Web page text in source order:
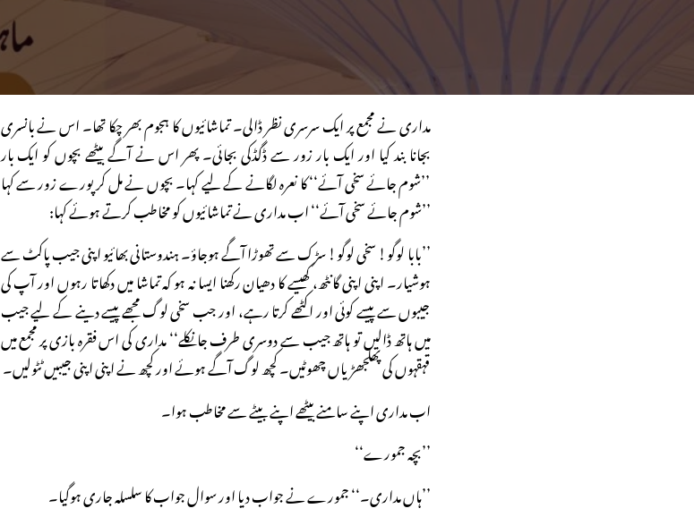
مداری نے مجمع پر ایک سرسری نظر ڈالی۔ تماشائیوں کا ہجوم بھر چکا تھا۔ اس نے بانسری
بجانا بند کیا اور ایک بار زور سے ڈگڈکی بجائی۔ پھر اس نے آگے بیٹھے بچوں کو ایک بار
’’شوم جائے سخی آئے‘‘ کا نعرہ لگانے کے لیے کہا۔ بچوں نے مل کر پورے زور سے کہا
’’شوم جائے سخی آئے‘‘ اب مداری نے تماشائیوں کو مخاطب کرتے ہوئے کہا:
’’بابا لوگو! سخی لوگو! سڑک سے تھوڑا آگے ہوجاؤ۔ ہندوستانی بھائیو اپنی جیب پاکٹ سے
ہوشیار۔ اپنی اپنی گانٹھ، کھیسے کا دھیان رکھنا ایسا نہ ہو کہ تماشا میں دکھاتا رہوں اور آپ کی
جیبوں سے پیسے کوئی اور اکٹھے کرتا رہے، اور جب سخی لوگ مجھے پیسے دینے کے لیے جیب
میں ہاتھ ڈالیں تو ہاتھ جیب سے دوسری طرف جانکلے‘‘ مداری کی اس فقرہ بازی پر مجمع میں
قہقہوں کی پھلجھڑیاں چھوٹیں۔ کچھ لوگ آگے ہوئے اور کچھ نے اپنی اپنی جیبیں ٹٹولیں۔
اب مداری اپنے سامنے بیٹھے اپنے بیٹے سے مخاطب ہوا۔
’’بچہ جمورے‘‘
’’ہاں مداری۔‘‘ جمورے نے جواب دیا اور سوال جواب کا سلسلہ جاری ہوگیا۔